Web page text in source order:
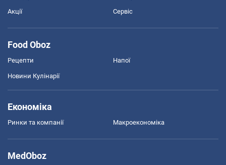
Акції Сервіс
Food Oboz
Рецепти Напої
Новини Кулінарії
Економіка
Ринки та компанії Макроекономіка
MedOboz